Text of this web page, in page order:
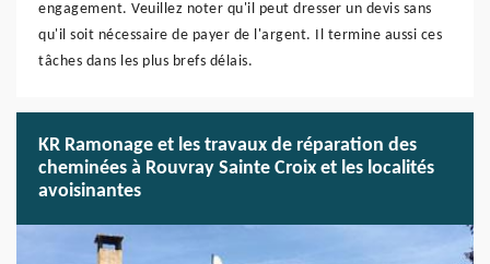
engagement. Veuillez noter qu'il peut dresser un devis sans
qu'il soit nécessaire de payer de l'argent. Il termine aussi ces
tâches dans les plus brefs délais.
KR Ramonage et les travaux de réparation des
cheminées à Rouvray Sainte Croix et les localités
avoisinantes